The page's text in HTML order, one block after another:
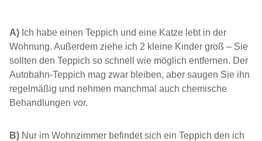
A) Ich habe einen Teppich und eine Katze lebt in der
Wohnung. Außerdem ziehe ich 2 kleine Kinder groß – Sie
sollten den Teppich so schnell wie möglich entfernen. Der
Autobahn-Teppich mag zwar bleiben, aber saugen Sie ihn
regelmäßig und nehmen manchmal auch chemische
Behandlungen vor.
B) Nur im Wohnzimmer befindet sich ein Teppich den ich